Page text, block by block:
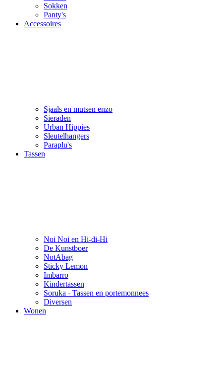
Sokken
Panty's
Accessoires
Sjaals en mutsen enzo
Sieraden
Urban Hippies
Sleutelhangers
Paraplu's
Tassen
Noi Noi en Hi-di-Hi
De Kunstboer
NotAbag
Sticky Lemon
Imbarro
Kindertassen
Soruka - Tassen en portemonnees
Diversen
Wonen